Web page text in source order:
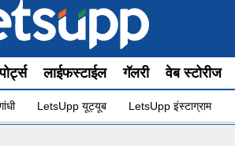
लाईफस्टाईल गॅलरी वेब स्टोरीज
LetsUpp यूट्यूब LetsUpp इंस्टाग्राम